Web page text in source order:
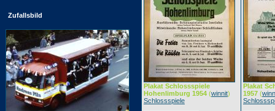
Zufallsbild
Plakat Schlossspiele
Hohenlimburg 1954 (winnit)
Schlossspiele
Plakat
1957 (